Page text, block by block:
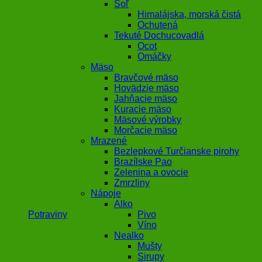
Potraviny
Soľ
Himalájska, morská čistá
Ochutená
Tekuté Dochucovadlá
Ocot
Omáčky
Mäso
Bravčové mäso
Hovädzie mäso
Jahňacie mäso
Kuracie mäso
Mäsové výrobky
Morčacie mäso
Mrazené
Bezlepkové Turčianske pirohy
Brazílske Pao
Zelenina a ovocie
Zmrzliny
Nápoje
Alko
Pivo
Víno
Nealko
Mušty
Sirupy